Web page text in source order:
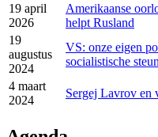
19 april
2026
Amerikaanse
helpt Rusland
19
augustus
2024
VS: onze eigen
socialistische
4 maart
2024
Sergej Lavrov en